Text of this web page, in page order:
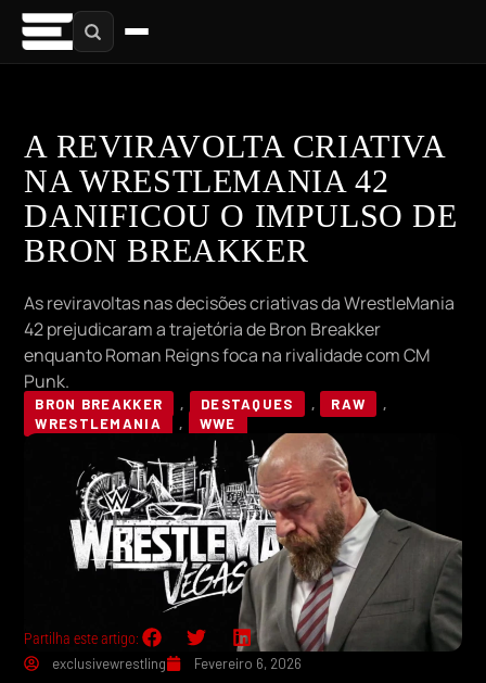
A REVIRAVOLTA CRIATIVA
NA WRESTLEMANIA 42
DANIFICOU O IMPULSO DE
BRON BREAKKER
As reviravoltas nas decisões criativas da WrestleMania
42 prejudicaram a trajetória de Bron Breakker
enquanto Roman Reigns foca na rivalidade com CM
Punk.
BRON BREAKKER , DESTAQUES , RAW
,
WRESTLEMANIA
, WWE
Partilha este artigo:
exclusivewrestling
Fevereiro 6, 2026